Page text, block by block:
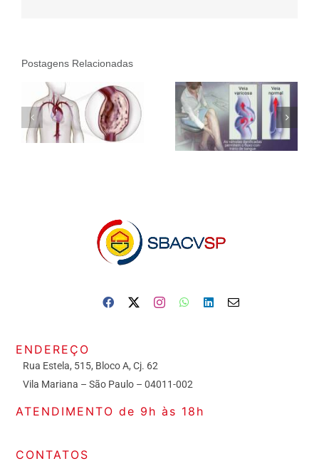
Postagens Relacionadas
ENDEREÇO
Rua Estela, 515, Bloco A, Cj. 62
Vila Mariana – São Paulo – 04011-002
ATENDIMENTO de 9h às 18h
CONTATOS